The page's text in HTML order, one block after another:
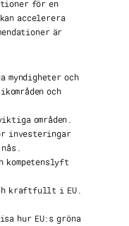
för en
accelerera
är
och
och
områden.
investeringar
kompetenslyft
kraftfullt i EU.
hur EU:s gröna